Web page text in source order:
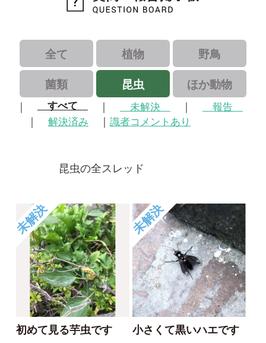
植物 野鳥
菌類 昆虫 ほか動物
すべて 未解決｜ 報告
｜解決済み｜識者コメントあり
昆虫の全スレッド
初めて見る芋虫です
じゃがぽてこ
2020/10/14
1
小さくて黒いハエです
じゃがぽてこ
2020/10/14
未解決 解決